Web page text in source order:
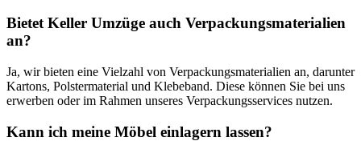
Bietet Keller Umzüge auch Verpackungsmaterialien
an?
Ja, wir bieten eine Vielzahl von Verpackungsmaterialien an, darunter
Kartons, Polstermaterial und Klebeband. Diese können Sie bei uns
erwerben oder im Rahmen unseres Verpackungsservices nutzen.
Kann ich meine Möbel einlagern lassen?